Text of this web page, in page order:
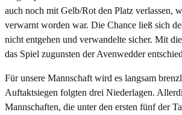
auch noch mit Gelb/Rot den Platz verlassen,
verwarnt worden war. Die Chance ließ sich
nicht entgehen und verwandelte sicher. Mit
das Spiel zugunsten der Avenwedder
Für unsere Mannschaft wird es langsam
Auftaktsiegen folgten drei Niederlagen.
Mannschaften, die unter den ersten fünf der